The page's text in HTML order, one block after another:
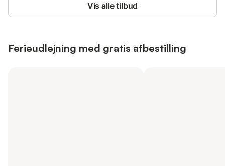
Vis alle tilbud
Ferieudlejning med gratis afbestilling